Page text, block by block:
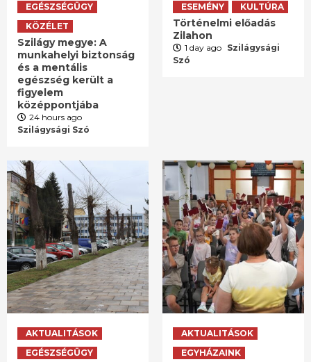
EGÉSZSÉGÜGY
KÖZÉLET
Szilágy megye: A
munkahelyi biztonság
és a mentális
egészség került a
figyelem
középpontjába
24 hours ago
Szilágysági Szó
ESEMÉNY KULTÚRA
Történelmi előadás
Zilahon
1 day ago Szilágysági
Szó
AKTUALITÁSOK
EGÉSZSÉGÜGY
AKTUALITÁSOK
EGYHÁZAINK